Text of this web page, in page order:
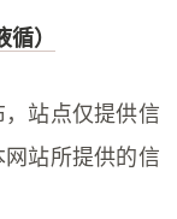
）
站点仅提供信
站所提供的信